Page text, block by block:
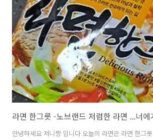
주세요 기름이 안 튈 날이 없네요 ㅠㅠ 닦은 지... 얼마
스레인지.... 프라이팬 채로 냠냠해버렸네요 추천! 그
다입니다
안녕하세요 저니짱 입니다 오늘의 라면은 라면 한그